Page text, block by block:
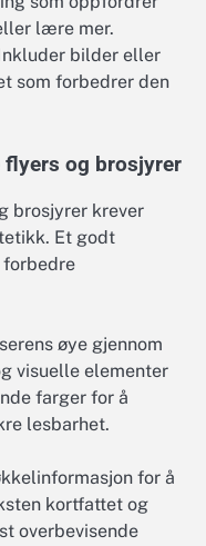
lære mer.
bilder eller
som forbedrer den
flyers og brosjyrer
brosjyrer krever
Et godt
øye gjennom
visuelle elementer
farger for å
lesbarhet.
for å
kortfattet og
overbevisende